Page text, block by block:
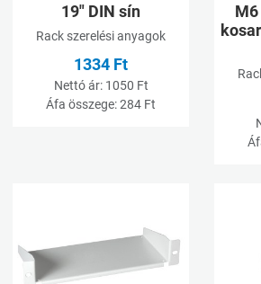
19" DIN sín
Rack szerelési anyagok
1334 Ft
Nettó ár: 1050 Ft
Áfa összege:284 Ft